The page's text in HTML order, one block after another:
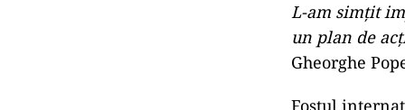
L-am simţit
un plan de
Gheorghe
Fostul